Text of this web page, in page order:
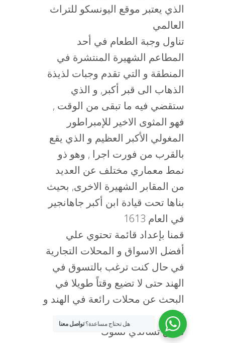
الذي يعتبر موقع اليونسكو للتراث
العالمي
تناول وجبة الطعام في أحد
المطاعم الشهيرة المنتشرة في
المنطقة و التي تقدم وجبات لذيذة
الذهاب الى قبر أكبر, و الذي
ستقضي فيه ما تبقى من الوقت ,
فهو المثوى الاخير للإمبراطور
المغولي الأكبر العظيم و الذي يقع
بالقرب من فورت اجرا , وهو ذو
نمط معماري مختلف عن العديد
من المقابر الشهيرة الاخرى, بحيث
بناها تحت قيادة ابن أكبر جاهانجير
في العام 1613
قمنا بإعداد قائمة تحتوي علي
أفضل الاسواق و المحلات التجارية
في حال كنت ترغب بالتسوق في
الهند حتى لا تضيع وقتاً طويلا في
البحث عن محلات رائعة في الهند و
هي :
سوق تشاندي تشوك
هل تحتاج مساعدة؟تواصل معنا